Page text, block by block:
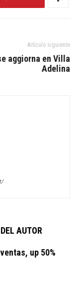
Artículo siguiente
aggiorna en Villa
Adelina
AUTOR
up 50%